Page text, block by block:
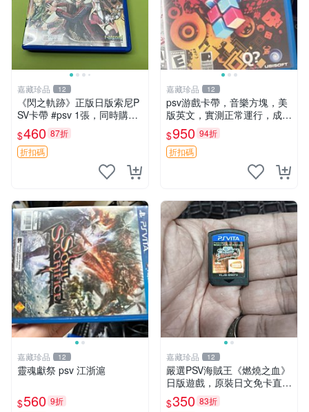
嘉藏珍品 12
《閃之軌跡》正版日版索尼P
SV卡帶 #psv 1張，同時購第
二張起可減張， 成色如圖，
原相機拍攝，一卡一拍，因相
機，光線環境等因素，成色可
$460 87折
折扣碼
嘉藏珍品 12
psv游戲卡帶，音樂方塊，美
版英文，實測正常運行，成色
見圖，圖里的就是你收到的
貨，確認好成色再拍，售不
退， 拍前必讀，拍下即視為
已知曉以下內容， 1，
$950 94折
折扣碼
嘉藏珍品 12
靈魂獻祭 psv 江浙滬
$560 9折
嘉藏珍品 12
嚴選PSV海賊王《燃燒之血》
日版遊戲，原裝日文免卡直玩
海賊王 PSV 測試版 游戲
$350 83折